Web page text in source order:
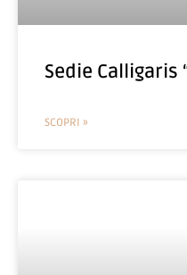
Sedie Calligaris
SCOPRI »